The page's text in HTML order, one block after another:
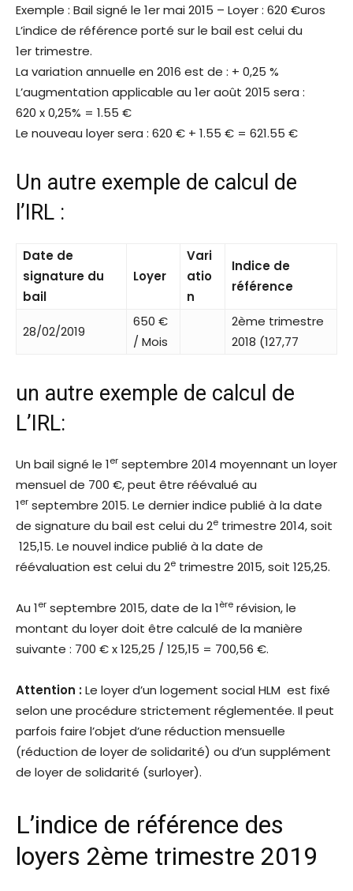
Exemple : Bail signé le 1er mai 2015 – Loyer : 620 €uros
L’indice de référence porté sur le bail est celui du
1er trimestre.
La variation annuelle en 2016 est de : + 0,25 %
L’augmentation applicable au 1er août 2015 sera :
620 x 0,25% = 1.55 €
Le nouveau loyer sera : 620 € + 1.55 € = 621.55 €
Un autre exemple de calcul de
l’IRL :
Date de
signature du
bail
Loyer
Vari
atio
n
Indice de
référence
28/02/2019
650 €
/ Mois
2ème trimestre
2018 (127,77
un autre exemple de calcul de
L’IRL:
Un bail signé le 1er septembre 2014 moyennant un loyer
mensuel de 700 €, peut être réévalué au
1er septembre 2015. Le dernier indice publié à la date
de signature du bail est celui du 2e trimestre 2014, soit
125,15. Le nouvel indice publié à la date de
réévaluation est celui du 2e trimestre 2015, soit 125,25.
Au 1er septembre 2015, date de la 1ère révision, le
montant du loyer doit être calculé de la manière
suivante : 700 €x 125,25 / 125,15 = 700,56 €.
Attention :Le loyer d’un logement social HLM est fixé
selon une procédure strictement réglementée. Il peut
parfois faire l’objet d’une réduction mensuelle
(réduction de loyer de solidarité) ou d’un supplément
de loyer de solidarité (surloyer).
L’indice de référence des
loyers 2ème trimestre 2019